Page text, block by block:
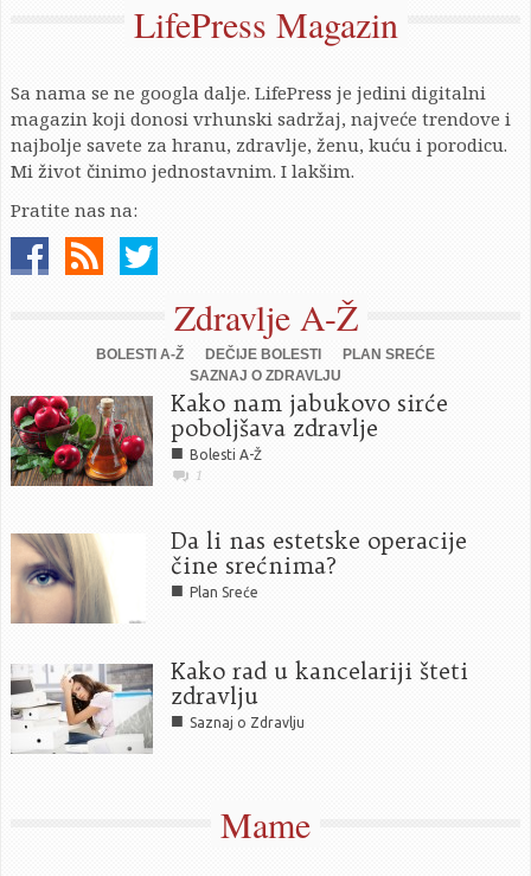
LifePress Magazin
Sa nama se ne googla dalje. LifePress je jedini digitalni
magazin koji donosi vrhunski sadržaj, najveće trendove i
najbolje savete za hranu, zdravlje, ženu, kuću i porodicu.
Mi život činimo jednostavnim. I lakšim.
Pratite nas na:
Zdravlje A-Ž
BOLESTI A-Ž DEČIJE BOLESTI
PLAN SREĆE
SAZNAJ O ZDRAVLJU
Kako nam jabukovo sirće
poboljšava zdravlje
■ Bolesti A-Ž
1
Da li nas estetske operacije
čine srećnima?
■ Plan Sreće
Kako rad u kancelariji šteti
zdravlju
■ Saznaj o Zdravlju
Mame